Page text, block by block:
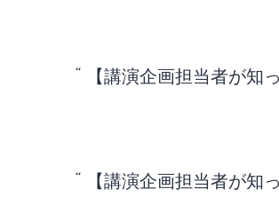
【講演企画担当者が知
【講演企画担当者が知